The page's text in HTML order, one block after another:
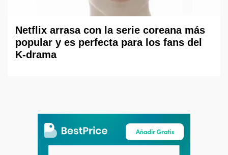
Netflix arrasa con la serie coreana más
popular y es perfecta para los fans del
K-drama